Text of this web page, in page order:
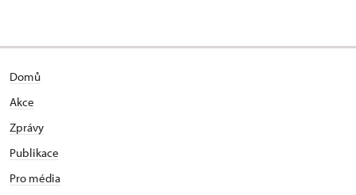
Domů
Akce
Zprávy
Publikace
Pro média